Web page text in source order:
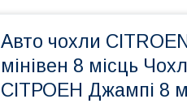
Авто чохли
мінівен 8 місць
СІТРОЕН Джампі 8